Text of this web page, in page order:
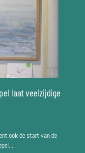
laat veelzijdige
ook de start van de